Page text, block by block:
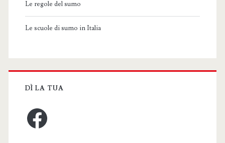
Le regole del sumo
Le scuole di sumo in Italia
DÌ LA TUA
Facebook